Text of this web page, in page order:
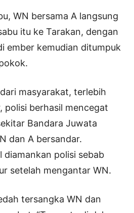
WN bersama A langsung
itu ke Tarakan, dengan
ember kemudian ditumpuk
masyarakat, terlebih
polisi berhasil mencegat
Bandara Juwata
dan A bersandar.
diamankan polisi sebab
setelah mengantar WN.
tersangka WN dan